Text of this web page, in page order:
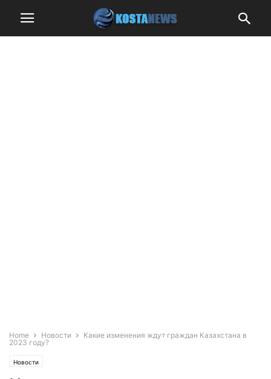
Home Новости
Какие изменения ждут граждан Казахстана в
2023 году?
Новости